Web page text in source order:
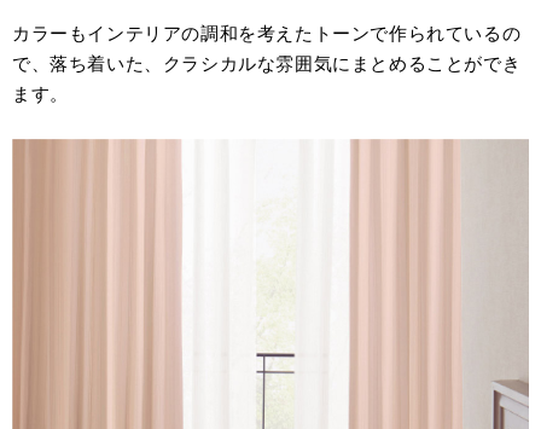
カラーもインテリアの調和を考えたトーンで作られているの
で、落ち着いた、クラシカルな雰囲気にまとめることができ
ます。